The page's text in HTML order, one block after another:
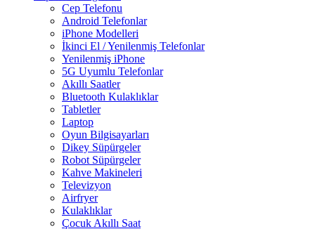
Cep Telefonu
Android Telefonlar
iPhone Modelleri
İkinci El / Yenilenmiş Telefonlar
Yenilenmiş iPhone
5G Uyumlu Telefonlar
Akıllı Saatler
Bluetooth Kulaklıklar
Tabletler
Laptop
Oyun Bilgisayarları
Dikey Süpürgeler
Robot Süpürgeler
Kahve Makineleri
Televizyon
Airfryer
Kulaklıklar
Çocuk Akıllı Saat